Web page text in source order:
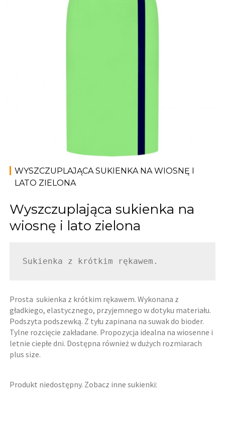
WYSZCZUPLAJĄCA SUKIENKA NA WIOSNĘ I
LATO ZIELONA
Wyszczuplająca sukienka na
wiosnę i lato zielona
Sukienka z krótkim rękawem.
Prosta sukienka z krótkim rękawem. Wykonana z
gładkiego, elastycznego, przyjemnego w dotyku materiału.
Podszyta podszewką. Z tyłu zapinana na suwak do bioder.
Tylne rozcięcie zakładane. Propozycja idealna na wiosenne i
letnie ciepłe dni. Dostępna również w dużych rozmiarach
plus size.
Produkt niedostępny. Zobacz inne sukienki: